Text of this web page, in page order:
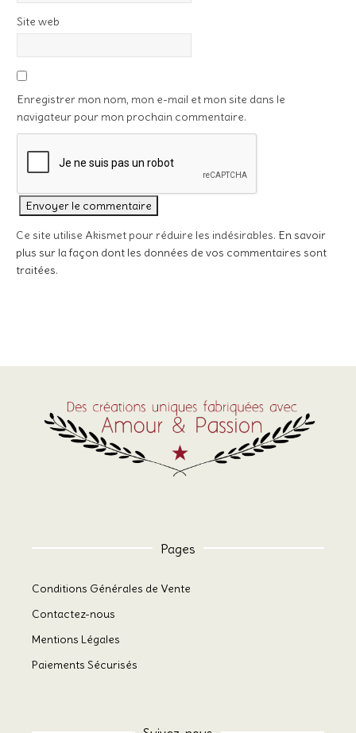
Site web
Enregistrer mon nom, mon e-mail et mon site dans le
navigateur pour mon prochain commentaire.
Ce site utilise Akismet pour réduire les indésirables. En savoir
plus sur la façon dont les données de vos commentaires sont
traitées.
Pages
Conditions Générales de Vente
Contactez-nous
Mentions Légales
Paiements Sécurisés